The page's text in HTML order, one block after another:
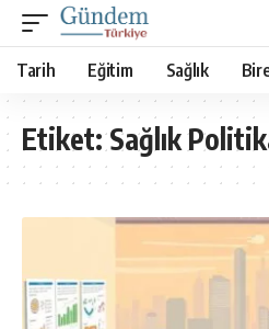
Tarih Eğitim Sağlık
Etiket:Sağlık